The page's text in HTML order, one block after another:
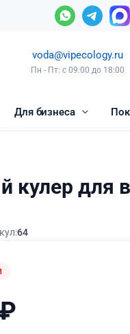
voda@vipecology.ru
Пн - Пт: с 09:00 до 18:00
Для бизнеса
кулер для
64
₽